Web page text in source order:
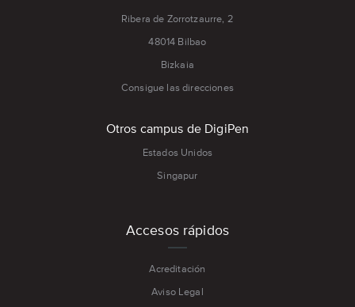
Ribera de Zorrotzaurre, 2
48014 Bilbao
Bizkaia
Consigue las direcciones
Otros campus de DigiPen
Estados Unidos
Singapur
Accesos rápidos
Acreditación
Aviso Legal